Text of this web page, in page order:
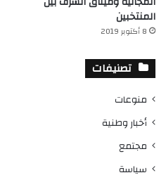
المنتخبين
8 أكتوبر 2019
تصنيفات
منوعات
أخبار وطنية
مجتمع
سياسة